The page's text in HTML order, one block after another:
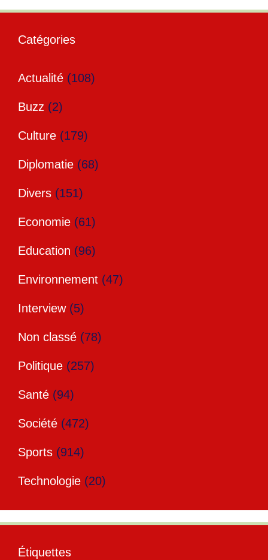
Catégories
Actualité (108)
Buzz (2)
Culture (179)
Diplomatie (68)
Divers (151)
Economie (61)
Education (96)
Environnement (47)
Interview(5)
Non classé (78)
Politique (257)
Santé (94)
Société (472)
Sports (914)
Technologie (20)
Étiquettes